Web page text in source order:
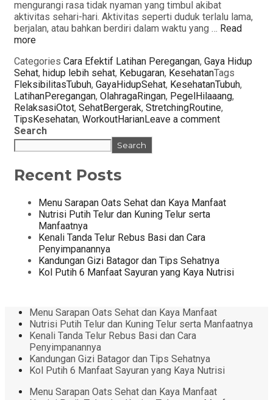
mengurangi rasa tidak nyaman yang timbul akibat
aktivitas sehari-hari. Aktivitas seperti duduk terlalu lama,
berjalan, atau bahkan berdiri dalam waktu yang … Read
more
Categories Cara Efektif Latihan Peregangan, Gaya Hidup
Sehat, hidup lebih sehat, Kebugaran, KesehatanTags
FleksibilitasTubuh, GayaHidupSehat, KesehatanTubuh,
LatihanPeregangan, OlahragaRingan, PegelHilaaang,
RelaksasiOtot, SehatBergerak, StretchingRoutine,
TipsKesehatan, WorkoutHarianLeave a comment
Search
Search
Recent Posts
Menu Sarapan Oats Sehat dan Kaya Manfaat
Nutrisi Putih Telur dan Kuning Telur serta
Manfaatnya
Kenali Tanda Telur Rebus Basi dan Cara
Penyimpanannya
Kandungan Gizi Batagor dan Tips Sehatnya
Kol Putih 6 Manfaat Sayuran yang Kaya Nutrisi
Menu Sarapan Oats Sehat dan Kaya Manfaat
Nutrisi Putih Telur dan Kuning Telur serta Manfaatnya
Kenali Tanda Telur Rebus Basi dan Cara
Penyimpanannya
Kandungan Gizi Batagor dan Tips Sehatnya
Kol Putih 6 Manfaat Sayuran yang Kaya Nutrisi
Menu Sarapan Oats Sehat dan Kaya Manfaat